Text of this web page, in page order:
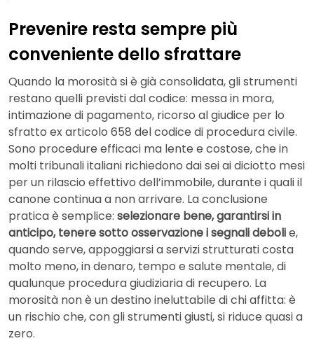
Prevenire resta sempre più
conveniente dello sfrattare
Quando la morosità si è già consolidata, gli strumenti
restano quelli previsti dal codice: messa in mora,
intimazione di pagamento, ricorso al giudice per lo
sfratto ex articolo 658 del codice di procedura civile.
Sono procedure efficaci ma lente e costose, che in
molti tribunali italiani richiedono dai sei ai diciotto mesi
per un rilascio effettivo dell’immobile, durante i quali il
canone continua a non arrivare. La conclusione
pratica è semplice: selezionare bene, garantirsi in
anticipo, tenere sotto osservazione i segnali debolie,
quando serve, appoggiarsi a servizi strutturati costa
molto meno, in denaro, tempo e salute mentale, di
qualunque procedura giudiziaria di recupero. La
morosità non è un destino ineluttabile di chi affitta: è
un rischio che, con gli strumenti giusti, si riduce quasi a
zero.